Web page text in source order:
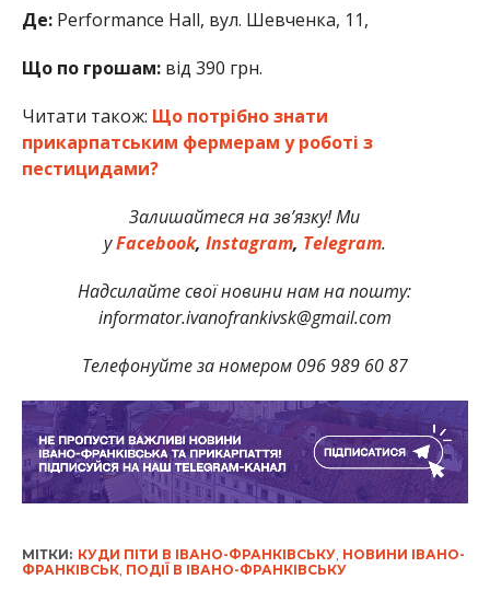
Де:Performance Hall, вул. Шевченка, 11,
Що по грошам:від 390 грн.
Читати також: Що потрібно знати
прикарпатським фермерам у роботі з
пестицидами?
Залишайтеся на зв’язку! Ми
уFacebook, Instagram, Telegram.
Надсилайте свої новини нам на пошту:
informator.ivanofrankivsk@gmail.com
Телефонуйте за номером 096 989 60 87
МІТКИ: КУДИ ПІТИ В ІВАНО-ФРАНКІВСЬКУ, НОВИНИ ІВАНО-
ФРАНКІВСЬК, ПОДІЇ В ІВАНО-ФРАНКІВСЬКУ